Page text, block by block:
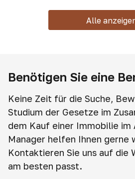
Alle
Benötigen Sie eine
Keine Zeit für die Suche,
Studium der Gesetze im
dem Kauf einer Immobilie im
Manager helfen Ihnen gerne
Kontaktieren Sie uns auf die
am besten passt.